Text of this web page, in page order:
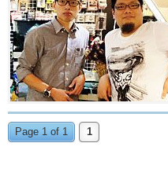
Page 1 of 1 1